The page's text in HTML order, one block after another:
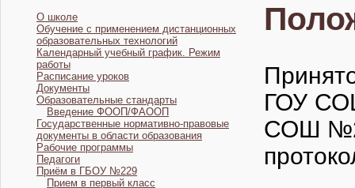
О школе
Обучение с применением дистанционных
образовательных технологий
Календарный учебный график. Режим
работы
Расписание уроков
Документы
Образовательные стандарты
Введение ФООП/ФАООП
Государственные нормативно-правовые
документы в области образования
Рабочие программы
Педагоги
Приём в ГБОУ №229
Прием в первый класс
СОШ